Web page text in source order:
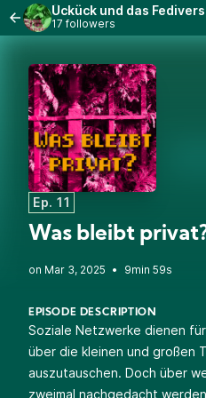
17 followers
Ep. 11
Was bleibt
• 9min 59s
EPISODE DESCRIPTION
Soziale Netzwerke dienen
über die kleinen und großen
auszutauschen. Doch über
zweimal nachgedacht